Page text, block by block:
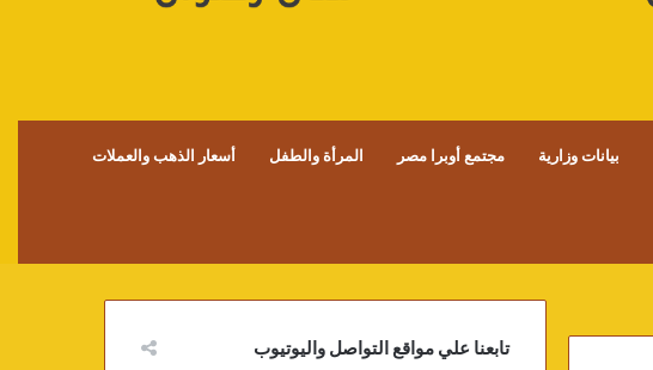
بيانات وزارية مجتمع أوبرا مصر المرأة والطفل أسعار الذهب والعملات
تابعنا علي مواقع التواصل واليوتيوب